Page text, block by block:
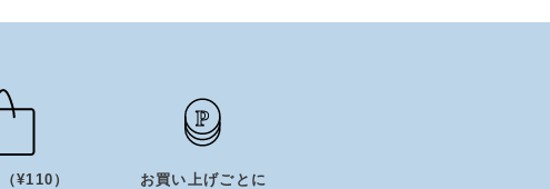
（¥110）
お買い上げごとに